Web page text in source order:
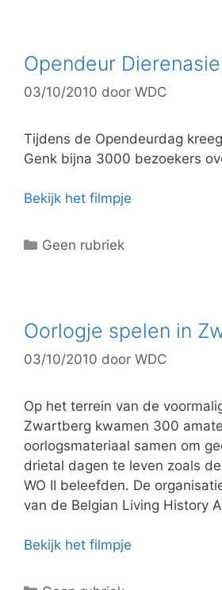
g
r
e
ë
Opendeur
03/10/2010 door WDC
Tijdens de Opendeurdag
Genk bijna 3000 bezoekers
Bekijk het filmpje
C
g
r
e
ë
n
Geen rubriek
Oorlogje spelen in
03/10/2010 door WDC
Op het terrein van de
Zwartberg kwamen 300
oorlogsmateriaal samen om
drietal dagen te leven zoals
WO II beleefden. De
van de Belgian Living History
Bekijk het filmpje